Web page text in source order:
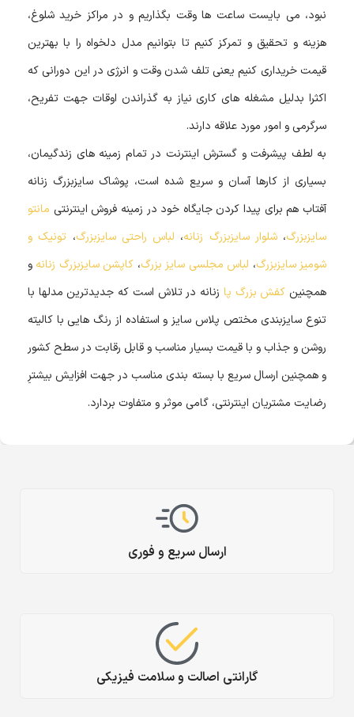
نبود، می بایست ساعت ها وقت بگذاریم و در مراکز خرید شلوغ،
هزینه و تحقیق و تمرکز کنیم تا بتوانیم مدل دلخواه را با بهترین
قیمت خریداری کنیم یعنی تلف شدن وقت و انرژی در این دورانی که
اکثرا بدلیل مشغله های کاری نیاز به گذراندن اوقات جهت تفریح،
سرگرمی و امور مورد علاقه دارند.
به لطف پیشرفت و گسترش اینترنت در تمام زمینه های زندگیمان،
بسیاری از کارها آسان و سریع شده است، پوشاک سایزبزرگ زنانه
آفتاب هم برای پیدا کردن جایگاه خود در زمینه فروش اینترنتی مانتو
سایزبزرگ،شلوارسایزبزرگ زنانه، لباس راحتی سایزبزرگ، تونیک و
شومیز سایزبزرگ، لباس مجلسی سایز بزرگ، کاپشن سایزبزرگ زنانه و
همچنین کفش بزرگ پا زنانه در تلاش است که جدیدترین مدلها با
تنوع سایزبندی مختص پلاس سایز و استفاده از رنگ هایی با کالیته
روشن و جذاب و با قیمت بسیار مناسب و قابل رقابت در سطح کشور
و همچنین ارسال سریع با بسته بندی مناسب در جهت افزایش بیشترِ
رضایت مشتریان اینترنتی، گامی موثر و متفاوت بردارد.
ارسال سریع و فوری
گارانتی اصالت و سلامت فیزیکی